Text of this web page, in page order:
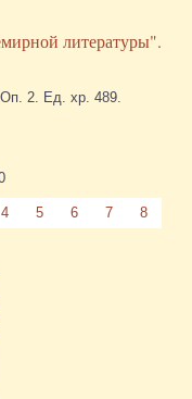
литературы".
2. Ед. хр. 489.
4 5 6 7
8